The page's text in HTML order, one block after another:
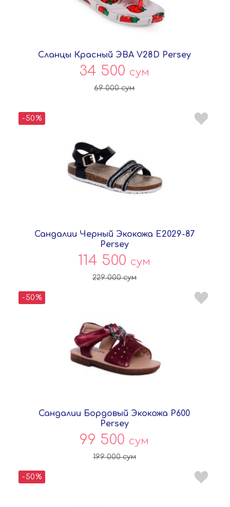
Сланцы Красный ЭВА V28D Persey
34 500 сум
69 000сум
-50%
Сандалии Черный Экокожа E2029-87
Persey
114 500 сум
229 000сум
-50%
Сандалии Бордовый Экокожа P600
Persey
99 500 сум
199 000сум
-50%